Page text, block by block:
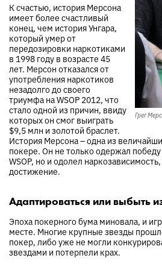
Грег
К счастью, история Мерсона
имеет более счастливый
конец, чем история Унгара,
который умер от
передозировки наркотиками
в 1998 году в возрасте 45
лет. Мерсон отказался от
употребления наркотиков
незадолго до своего
триумфа на WSOP 2012, что
стало одной из причин, ввиду
которых он смог выиграть
$9,5 млн и золотой браслет.
История Мерсона – одна из
покере. Он не только одержал
WSOP, но и одолел
достижение.
Адаптироваться или выбыть
Эпоха покерного бума миновала, и
месте. Многие крупные звезды
покер, либо уже не могли
звездами и потерпели крах.